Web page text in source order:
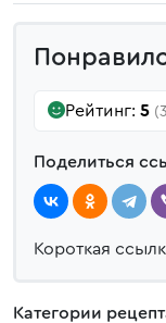
Рейтинг: 5
Поделиться
Короткая
Категории